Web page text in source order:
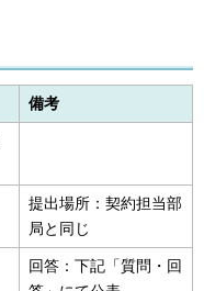
備考
提出場所：契約担当部
局と同じ
回答：下記「質問・回